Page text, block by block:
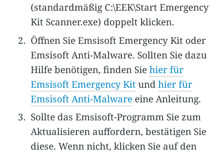
(standardmäßig C:\EEK\Start Emergency
Kit Scanner.exe) doppelt klicken.
Öffnen Sie Emsisoft Emergency Kit oder
Emsisoft Anti-Malware. Sollten Sie dazu
Hilfe benötigen, finden Siehier für
Emsisoft Emergency Kitundhier für
Emsisoft Anti-Malwareeine Anleitung.
Sollte das Emsisoft-Programm Sie zum
Aktualisieren auffordern, bestätigen Sie
diese. Wenn nicht, klicken Sie auf den